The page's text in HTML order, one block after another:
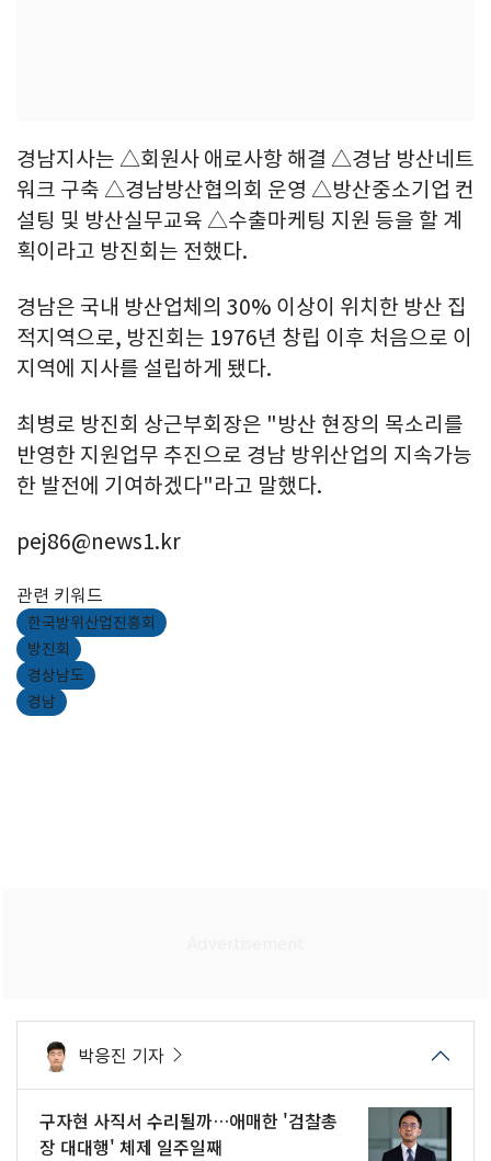
경남지사는 △회원사 애로사항 해결 △경남 방산네트
워크 구축 △경남방산협의회 운영 △방산중소기업 컨
설팅 및 방산실무교육 △수출마케팅 지원 등을 할 계
획이라고 방진회는 전했다.
경남은 국내 방산업체의 30% 이상이 위치한 방산 집
적지역으로, 방진회는 1976년 창립 이후 처음으로 이
지역에 지사를 설립하게 됐다.
최병로 방진회 상근부회장은 "방산 현장의 목소리를
반영한 지원업무 추진으로 경남 방위산업의 지속가능
한 발전에 기여하겠다"라고 말했다.
pej86@news1.kr
관련 키워드
한국방위산업진흥회
방진회
경상남도
경남
박응진 기자
구자현 사직서 수리될까…애매한 '검찰총
장 대대행' 체제 일주일째